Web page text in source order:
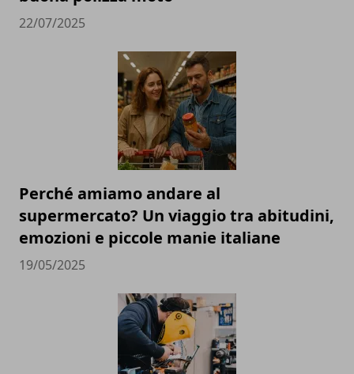
22/07/2025
Perché amiamo andare al
supermercato? Un viaggio tra abitudini,
emozioni e piccole manie italiane
19/05/2025